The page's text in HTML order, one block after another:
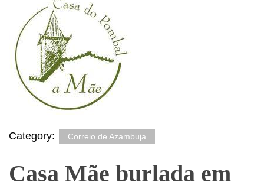
Category: Correio de Azambuja
Casa Mãe burlada em